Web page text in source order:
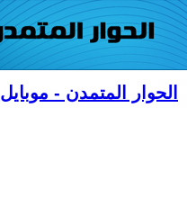
الحوار المتمدن - موبايل